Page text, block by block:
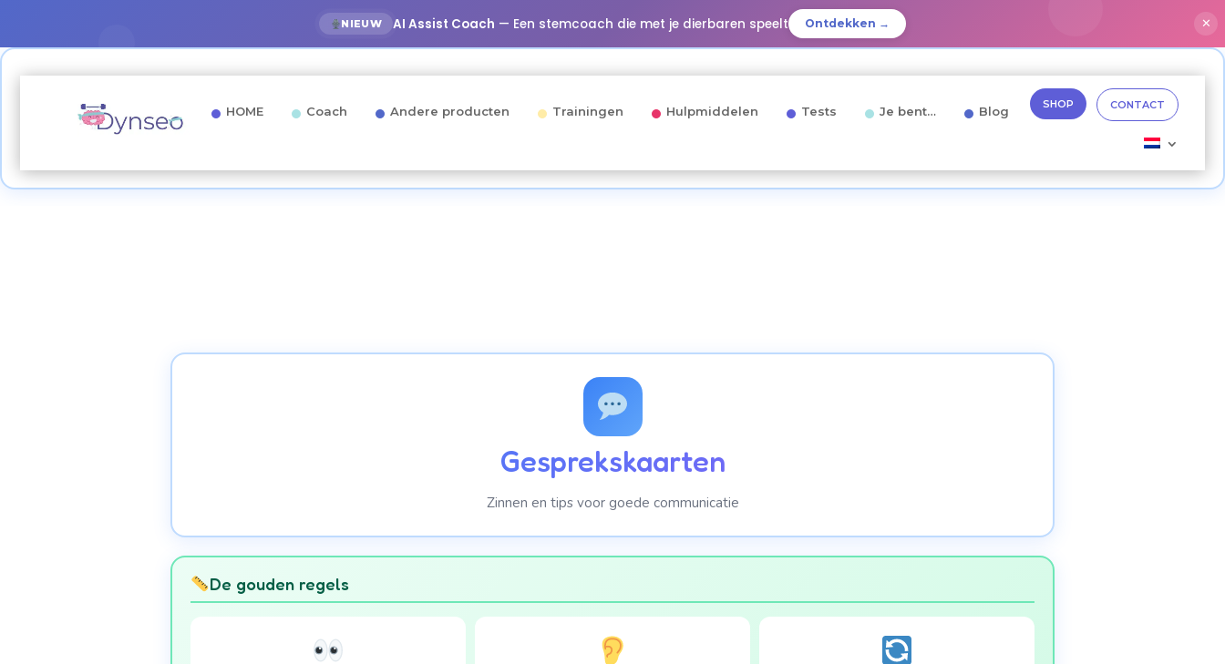
NIEUW AI Assist Coach — Een stemcoach die met je dierbaren speelt Ontdekken → ✕
HOME Coach Andere producten Trainingen Hulpmiddelen Tests Je bent… Blog SHOP CONTACT
Gesprekskaarten
Zinnen en tips voor goede communicatie
De gouden regels